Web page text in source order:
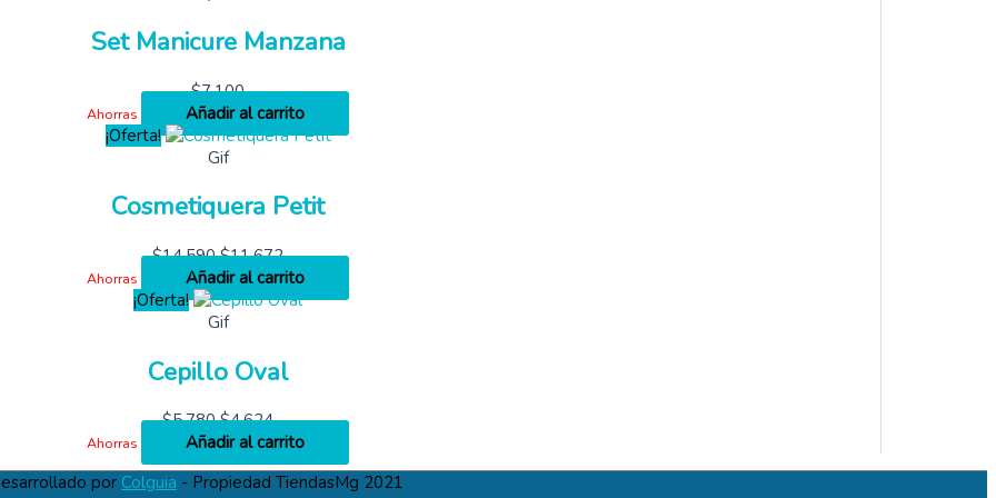
Set Manicure Manzana
$7,100
Ahorras
Añadir al carrito
¡Oferta!
Gif
Cosmetiquera Petit
$14,590 $11,672
Ahorras
Añadir al carrito
¡Oferta!
Gif
Cepillo Oval
$5,780 $4,624
Ahorras
Añadir al carrito
por Colguia - Propiedad TiendasMg 2021